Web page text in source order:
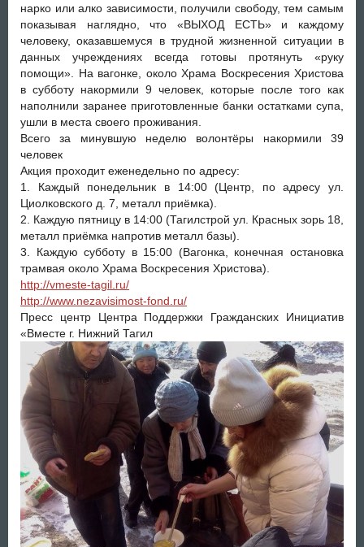
нарко или алко зависимости, получили свободу, тем самым
показывая наглядно, что «ВЫХОД ЕСТЬ» и каждому
человеку, оказавшемуся в трудной жизненной ситуации в
данных учреждениях всегда готовы протянуть «руку
помощи». На вагонке, около Храма Воскресения Христова
в субботу накормили 9 человек, которые после того как
наполнили заранее приготовленные банки остатками супа,
ушли в места своего проживания.
Всего за минувшую неделю волонтёры накормили 39
человек
Акция проходит еженедельно по адресу:
1. Каждый понедельник в 14:00 (Центр, по адресу ул.
Циолковского д. 7, металл приёмка).
2. Каждую пятницу в 14:00 (Тагилстрой ул. Красных зорь 18,
металл приёмка напротив металл базы).
3. Каждую субботу в 15:00 (Вагонка, конечная остановка
трамвая около Храма Воскресения Христова).
http://vmeste-tagil.ru/
http://www.nezavisimost-fond.ru/
Пресс центр Центра Поддержки Гражданских Инициатив
«Вместе г. Нижний Тагил